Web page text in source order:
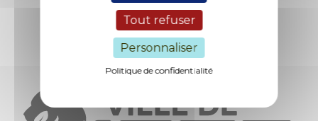
Tout refuser
Personnaliser
Politique de confidentialité